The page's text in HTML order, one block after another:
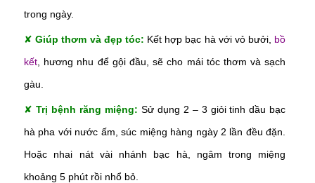
trong ngày.
✘Giúp thơm và đẹp tóc: Kết hợp bạc hà với vỏ bưởi, bồ
kết , hương nhu để gội đầu, sẽ cho mái tóc thơm và sạch
gàu.
✘ Trị bệnh răng miệng: Sử dụng 2 – 3 giỏi tinh dầu bạc
hà pha với nước ấm, súc miệng hàng ngày 2 lần đều đặn.
Hoặc nhai nát vài nhánh bạc hà, ngâm trong miệng
khoảng 5 phút rồi nhổ bỏ.